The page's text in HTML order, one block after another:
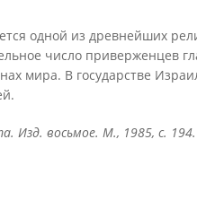
одной из древнейших
число приверженцев
мира. В государстве
Изд. восьмое. М., 1985, с. 194.